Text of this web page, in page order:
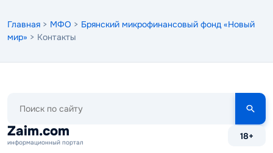
Главная > МФО > Брянский микрофинансовый фонд «Новый
мир» > Контакты
сайту
Zaim.com
информационный портал
18+